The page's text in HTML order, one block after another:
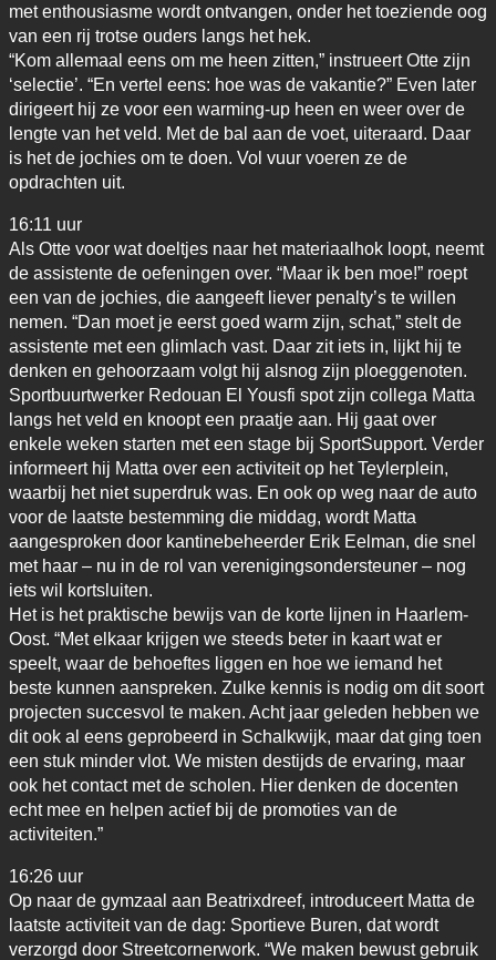
met enthousiasme wordt ontvangen, onder het toeziende oog
van een rij trotse ouders langs het hek.
“Kom allemaal eens om me heen zitten,” instrueert Otte zijn
‘selectie’. “En vertel eens: hoe was de vakantie?” Even later
dirigeert hij ze voor een warming-up heen en weer over de
lengte van het veld. Met de bal aan de voet, uiteraard. Daar
is het de jochies om te doen. Vol vuur voeren ze de
opdrachten uit.
16:11 uur
Als Otte voor wat doeltjes naar het materiaalhok loopt, neemt
de assistente de oefeningen over. “Maar ik ben moe!” roept
een van de jochies, die aangeeft liever penalty’s te willen
nemen. “Dan moet je eerst goed warm zijn, schat,” stelt de
assistente met een glimlach vast. Daar zit iets in, lijkt hij te
denken en gehoorzaam volgt hij alsnog zijn ploeggenoten.
Sportbuurtwerker Redouan El Yousfi spot zijn collega Matta
langs het veld en knoopt een praatje aan. Hij gaat over
enkele weken starten met een stage bij SportSupport. Verder
informeert hij Matta over een activiteit op het Teylerplein,
waarbij het niet superdruk was. En ook op weg naar de auto
voor de laatste bestemming die middag, wordt Matta
aangesproken door kantinebeheerder Erik Eelman, die snel
met haar – nu in de rol van verenigingsondersteuner – nog
iets wil kortsluiten.
Het is het praktische bewijs van de korte lijnen in Haarlem-
Oost. “Met elkaar krijgen we steeds beter in kaart wat er
speelt, waar de behoeftes liggen en hoe we iemand het
beste kunnen aanspreken. Zulke kennis is nodig om dit soort
projecten succesvol te maken. Acht jaar geleden hebben we
dit ook al eens geprobeerd in Schalkwijk, maar dat ging toen
een stuk minder vlot. We misten destijds de ervaring, maar
ook het contact met de scholen. Hier denken de docenten
echt mee en helpen actief bij de promoties van de
activiteiten.”
16:26 uur
Op naar de gymzaal aan Beatrixdreef, introduceert Matta de
laatste activiteit van de dag: Sportieve Buren, dat wordt
verzorgd door Streetcornerwork. “We maken bewust gebruik